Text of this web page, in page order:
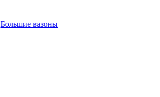
Большие вазоны